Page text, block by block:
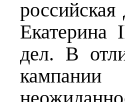
Екатерина
дел. В